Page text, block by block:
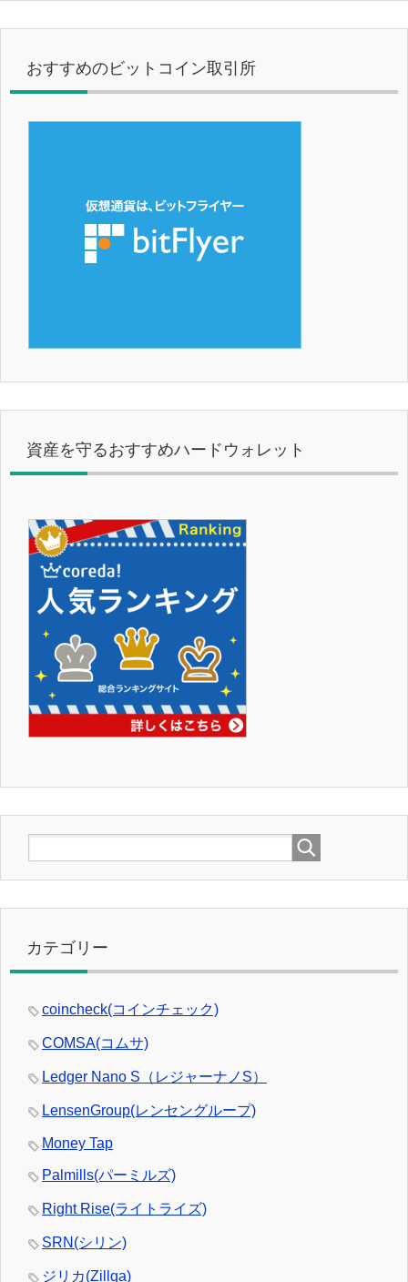
おすすめのビットコイン取引所
資産を守るおすすめハードウォレット
カテゴリー
coincheck(コインチェック)
COMSA(コムサ)
Ledger Nano S（レジャーナノS）
LensenGroup(レンセングループ)
Money Tap
Palmills(パーミルズ)
Right Rise(ライトライズ)
SRN(シリン)
ジリカ(Zillqa)